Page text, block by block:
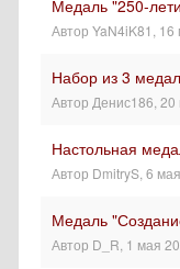
Медаль "250-
Автор YaN4iK81 16
Набор из 3
Автор Денис186 20
Настольная
Автор DmitryS 6
Медаль
Автор D_R 1 мая